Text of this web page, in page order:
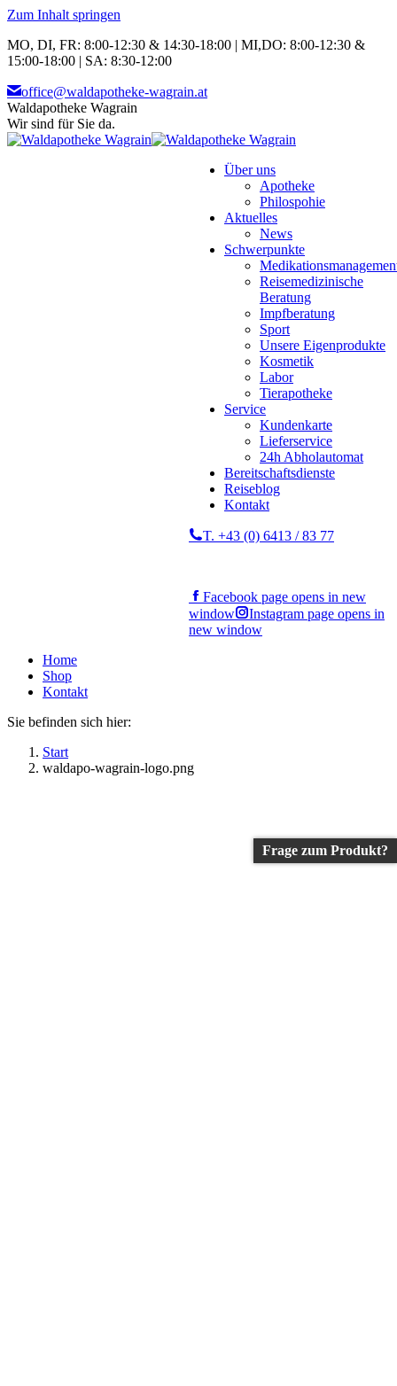
Zum Inhalt springen
MO, DI, FR: 8:00-12:30 & 14:30-18:00 | MI,DO: 8:00-12:30 &
15:00-18:00 | SA: 8:30-12:00
office@waldapotheke-wagrain.at
Waldapotheke Wagrain
Wir sind für Sie da.
Über uns
Apotheke
Philospohie
Aktuelles
News
Schwerpunkte
Reisemedizinische
Beratung
Impfberatung
Sport
Unsere Eigenprodukte
Kosmetik
Labor
Tierapotheke
Service
Kundenkarte
Lieferservice
24h Abholautomat
Bereitschaftsdienste
Reiseblog
Kontakt
T. +43 (0) 6413 / 83 77
Facebook page opens in new
window
Instagram page opens in
new window
Home
Shop
Kontakt
Sie befinden sich hier:
Start
waldapo-wagrain-logo.png
Frage zum Produkt?